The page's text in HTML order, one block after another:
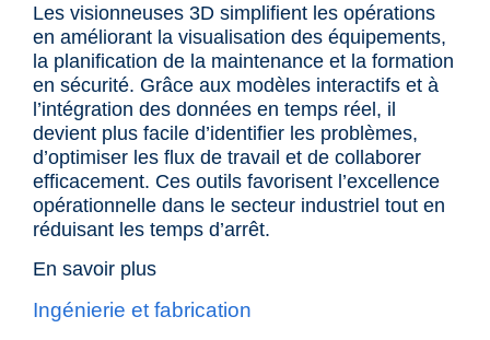
Les visionneuses 3D simplifient les opérations
en améliorant la visualisation des équipements,
la planification de la maintenance et la formation
en sécurité. Grâce aux modèles interactifs et à
l’intégration des données en temps réel, il
devient plus facile d’identifier les problèmes,
d’optimiser les flux de travail et de collaborer
efficacement. Ces outils favorisent l’excellence
opérationnelle dans le secteur industriel tout en
réduisant les temps d’arrêt.
En savoir plus
Ingénierie et fabrication